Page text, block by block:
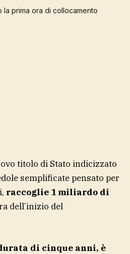
titolo di Stato indicizzato
semplificate pensato per
raccoglie 1 miliardo di
dell’inizio del
di cinque anni, è